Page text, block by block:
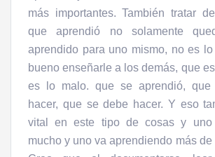
más importantes. También tratar
que aprendió no solamente
aprendido para uno mismo, no es
bueno enseñarle a los demás, que
es lo malo. que se aprendió,
hacer, que se debe hacer. Y eso
vital en este tipo de cosas y uno
mucho y uno va aprendiendo más